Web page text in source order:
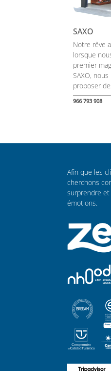
SAXO
Notre rêve
lorsque
premier
SAXO,
proposer
966 793 908
Afin que les
cherchons
surprendre et
émotions.